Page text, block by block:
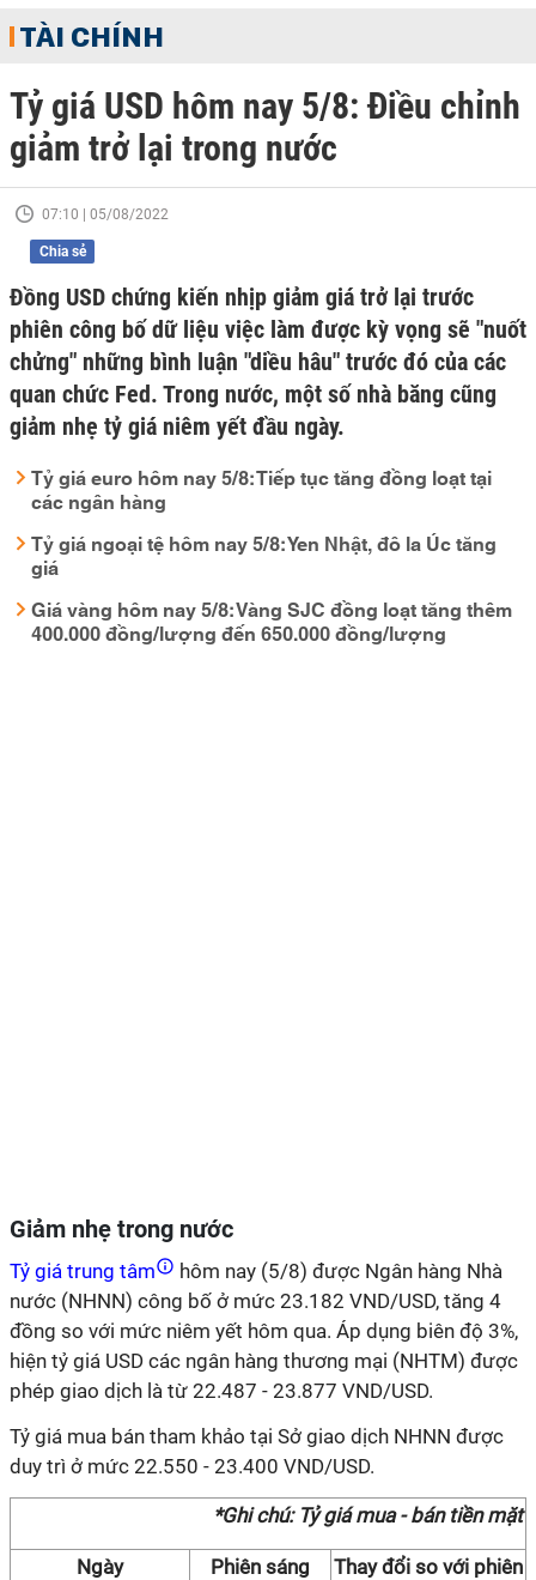
TÀI CHÍNH
Tỷ giá USD hôm nay 5/8: Điều chỉnh
giảm trở lại trong nước
07:10 | 05/08/2022
Chia sẻ
Đồng USD chứng kiến nhịp giảm giá trở lại trước
phiên công bố dữ liệu việc làm được kỳ vọng sẽ "nuốt
chửng" những bình luận "diều hâu" trước đó của các
quan chức Fed. Trong nước, một số nhà băng cũng
giảm nhẹ tỷ giá niêm yết đầu ngày.
Tỷ giá euro hôm nay 5/8: Tiếp tục tăng đồng loạt tại
các ngân hàng
Tỷ giá ngoại tệ hôm nay 5/8: Yen Nhật, đô la Úc tăng
giá
Giá vàng hôm nay 5/8: Vàng SJC đồng loạt tăng thêm
400.000 đồng/lượng đến 650.000 đồng/lượng
Giảm nhẹ trong nước
Tỷ giá trung tâm
hôm nay (5/8) được Ngân hàng Nhà
nước (NHNN) công bố ở mức 23.182 VND/USD, tăng 4
đồng so với mức niêm yết hôm qua. Áp dụng biên độ 3%,
hiện tỷ giá USD các ngân hàng thương mại (NHTM) được
phép giao dịch là từ 22.487 - 23.877 VND/USD.
Tỷ giá mua bán tham khảo tại Sở giao dịch NHNN được
duy trì ở mức 22.550 - 23.400 VND/USD.
*Ghi chú: Tỷ giá mua - bán tiền mặt
Ngày
Phiên sáng
Thay đổi so với phiên